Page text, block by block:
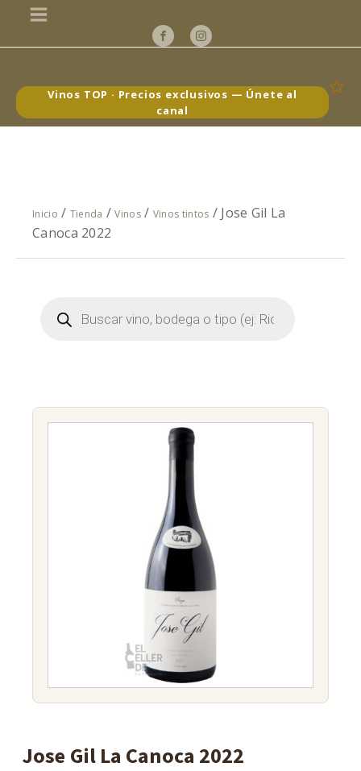
Vinos TOP · Precios exclusivos — Únete al
canal
Inicio / Tienda /Vinos/ Vinos tintos / Jose Gil La
Canoca 2022
Búsqueda
Jose Gil La Canoca 2022